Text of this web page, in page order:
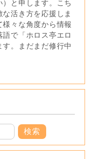
と申します。こち
活き方を応援しま
々な角度から情報
で「ホロス亭エロ
。まだまだ修行中